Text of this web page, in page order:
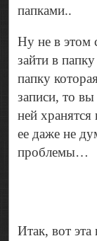
папками..
Ну не в этом
зайти в
папку
записи, то
ней
ее даже не
проблемы…
Итак, вот эта